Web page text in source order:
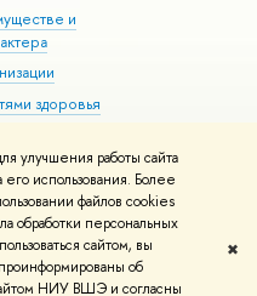
улучшения работы сайта
использования. Более
файлов cookies
обработки персональных
сайтом, вы
об
НИУ ВШЭ и согласны
✖
и
здоровья
Условия использования